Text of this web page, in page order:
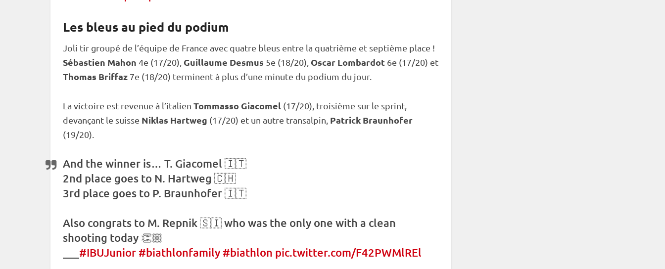
Les bleus au pied du podium
Joli tir groupé de l’équipe de France avec quatre bleus entre la quatrième et septième place !
Sébastien Mahon 4e (17/20), Guillaume Desmus 5e (18/20), Oscar Lombardot 6e (17/20) et
Thomas Briffaz 7e (18/20) terminent à plus d’une minute du podium du jour.
La victoire est revenue à l’italien Tommasso Giacomel (17/20), troisième sur le sprint
devançant le suisse Niklas Hartweg (17/20) et un autre transalpin, Patrick Braunhofer
(19/20).
And the winner is… T. Giacomel 🇮🇹
2nd place goes to N. Hartweg 🇨🇭
3rd place goes to P. Braunhofer 🇮🇹
Also congrats to M. Repnik 🇸🇮 who was the only one with a clean
shooting today 👏🏼
#IBUJunior #biathlonfamily #biathlon pic.twitter.com/F42PWMlREl